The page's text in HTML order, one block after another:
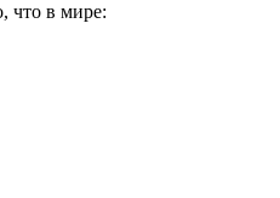
что в мире: